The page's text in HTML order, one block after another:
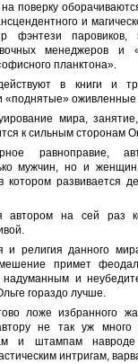
поверку
и
фэнтези паровиков,
менеджеров
планктона».
в книги и
«поднятые»
мира,
к сильным сторонам
равноправие,
мужчин, но и
развивается
автором на сей раз
и религия данного
примет
надуманным и
гораздо лучше.
ложе избранного
не так уж много
и штампам навроде
интригам,